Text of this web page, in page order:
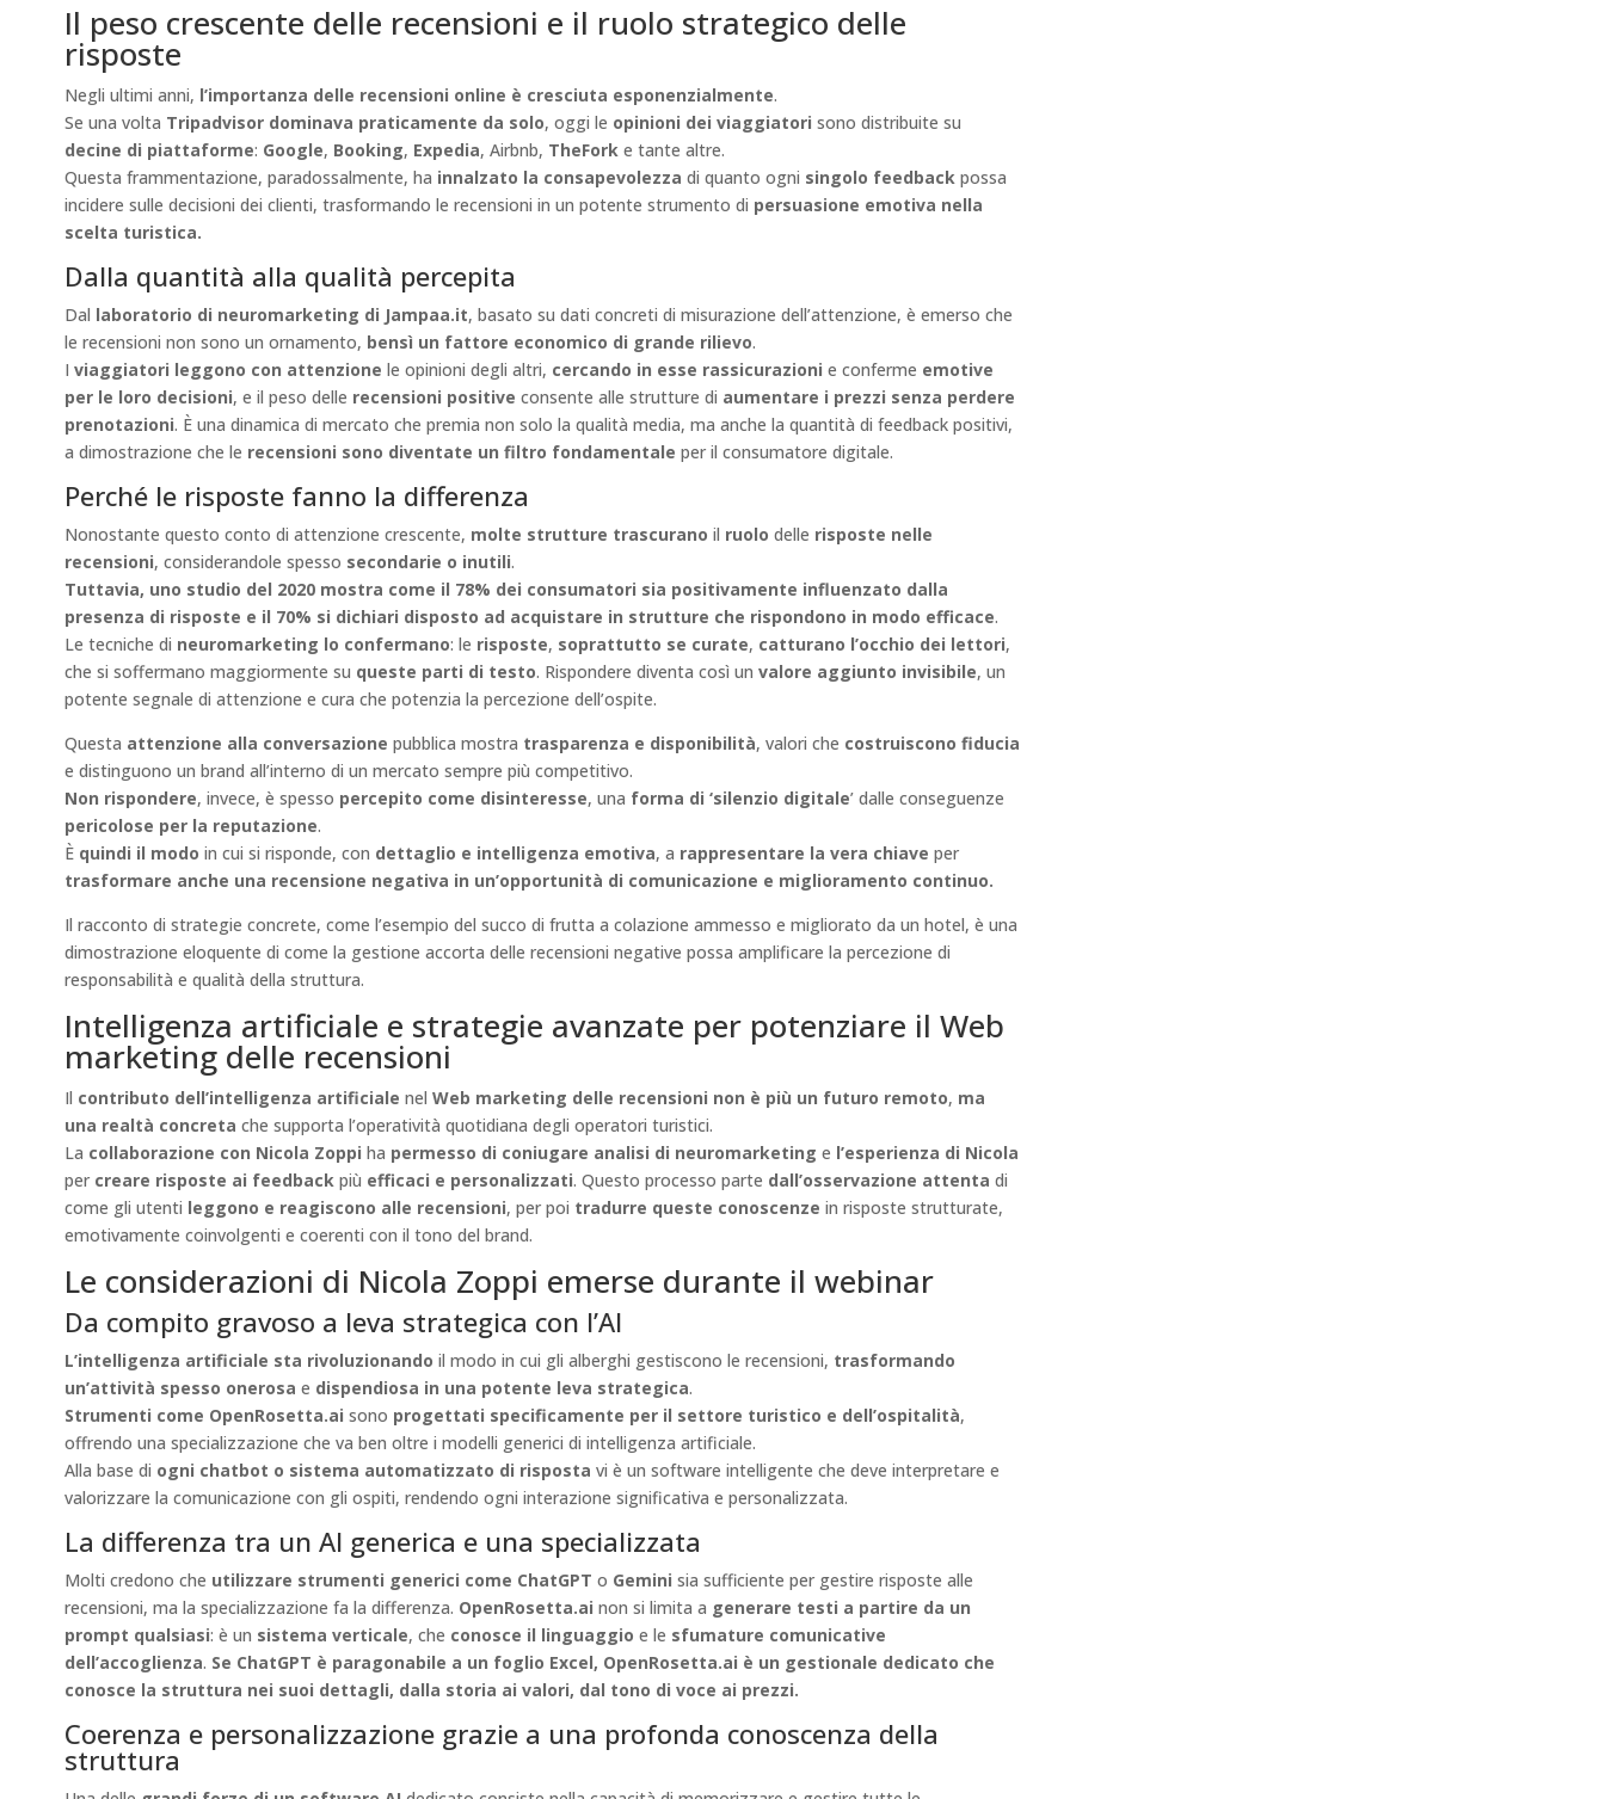
Il peso crescente delle recensioni e il ruolo strategico delle
risposte
Negli ultimi anni, l’importanza delle recensioni online è cresciuta esponenzialmente.
Se una volta Tripadvisor dominava praticamente da solo, oggi le opinioni dei viaggiatori sono distribuite su
decine di piattaforme: Google, Booking, Expedia, Airbnb, TheForke tante altre.
Questa frammentazione, paradossalmente, ha innalzato la consapevolezza di quanto ogni singolo feedbackpossa
incidere sulle decisioni dei clienti, trasformando le recensioni in un potente strumento di persuasione emotiva nella
scelta turistica.
Dalla quantità alla qualità percepita
Dal laboratorio di neuromarketing di Jampaa.it, basato su dati concreti di misurazione dell’attenzione, è emerso che
le recensioni non sono un ornamento, bensì un fattore economico di grande rilievo.
I viaggiatori leggono con attenzione le opinioni degli altri, cercando in esse rassicurazioni e conferme emotive
per le loro decisioni, e il peso delle recensioni positive consente alle strutture di aumentare i prezzi senza perdere
prenotazioni. È una dinamica di mercato che premia non solo la qualità media, ma anche la quantità di feedback positivi,
a dimostrazione che le recensioni sono diventate un filtro fondamentale per il consumatore digitale.
Perché le risposte fanno la differenza
Nonostante questo conto di attenzione crescente, molte strutture trascurano il ruolo delle risposte nelle
recensioni, considerandole spesso secondarie o inutili.
Tuttavia, uno studio del 2020 mostra come il 78% dei consumatori sia positivamente influenzato dalla
presenza di risposte e il 70% si dichiari disposto ad acquistare in strutture che rispondono in modo efficace.
Le tecniche di neuromarketing lo confermano: le risposte, soprattutto se curate, catturano l’occhio dei lettori,
che si soffermano maggiormente su queste parti di testo. Rispondere diventa così un valore aggiunto invisibile, un
potente segnale di attenzione e cura che potenzia la percezione dell’ospite.
Questa attenzione alla conversazione pubblica mostra trasparenza e disponibilità, valori che costruiscono fiducia
e distinguono un brand all’interno di un mercato sempre più competitivo.
Non rispondere, invece, è spesso percepito come disinteresse, una forma di ‘silenzio digitale’ dalle conseguenze
pericolose per la reputazione.
È quindi il modo in cui si risponde, con dettaglio e intelligenza emotiva, a rappresentare la vera chiave per
trasformare anche una recensione negativa in un’opportunità di comunicazione e miglioramento continuo.
Il racconto di strategie concrete, come l’esempio del succo di frutta a colazione ammesso e migliorato da un hotel, è una
dimostrazione eloquente di come la gestione accorta delle recensioni negative possa amplificare la percezione di
responsabilità e qualità della struttura.
Intelligenza artificiale e strategie avanzate per potenziare il Web
marketing delle recensioni
Il contributo dell’intelligenza artificiale nel Web marketing delle recensioni non è più un futuro remoto, ma
una realtà concreta che supporta l’operatività quotidiana degli operatori turistici.
La collaborazione con Nicola Zoppi ha permesso di coniugare analisi di neuromarketing e l’esperienza di Nicola
per creare risposte ai feedbackpiù efficaci e personalizzati. Questo processo parte dall’osservazione attenta di
come gli utenti leggono e reagiscono alle recensioni, per poi tradurre queste conoscenze in risposte strutturate,
emotivamente coinvolgenti e coerenti con il tono del brand.
Le considerazioni di Nicola Zoppi emerse durante il webinar
Da compito gravoso a leva strategica con l’AI
L’intelligenza artificiale sta rivoluzionando il modo in cui gli alberghi gestiscono le recensioni, trasformando
un’attività spesso onerosa e dispendiosa in una potente leva strategica.
Strumenti come OpenRosetta.ai sono progettati specificamente per il settore turistico e dell’ospitalità,
offrendo una specializzazione che va ben oltre i modelli generici di intelligenza artificiale.
Alla base di ogni chatbot o sistema automatizzato di risposta vi è un software intelligente che deve interpretare e
valorizzare la comunicazione con gli ospiti, rendendo ogni interazione significativa e personalizzata.
La differenza tra un AI generica e una specializzata
Molti credono che utilizzare strumenti generici come ChatGPT o Gemini sia sufficiente per gestire risposte alle
recensioni, ma la specializzazione fa la differenza. OpenRosetta.ai non si limita a generare testi a partire da un
prompt qualsiasi: è un sistema verticale, che conosce il linguaggio e le sfumature comunicative
dell’accoglienza. Se ChatGPT è paragonabile a un foglio Excel, OpenRosetta.ai è un gestionale dedicato che
conosce la struttura nei suoi dettagli, dalla storia ai valori, dal tono di voce ai prezzi.
Coerenza e personalizzazione grazie a una profonda conoscenza della
struttura